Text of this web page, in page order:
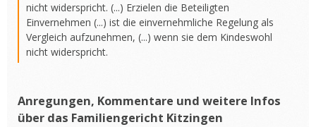
nicht widerspricht. (...) Erzielen die Beteiligten
Einvernehmen (...) ist die einvernehmliche Regelung als
Vergleich aufzunehmen, (...) wenn sie dem Kindeswohl
nicht widerspricht.
Anregungen, Kommentare und weitere Infos
über das Familiengericht Kitzingen